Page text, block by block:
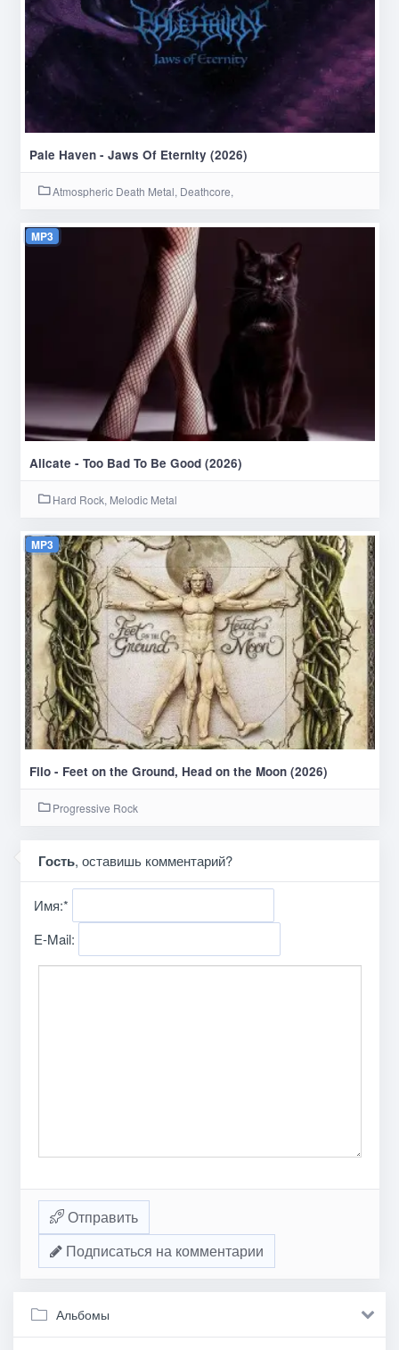
Pale Haven - Jaws Of Eternity (2026)
Atmospheric Death Metal, Deathcore,
MP3
Alicate - Too Bad To Be Good (2026)
Hard Rock, Melodic Metal
MP3
Filo - Feet on the Ground, Head on the Moon (2026)
Progressive Rock
Гость, оставишь комментарий?
Имя:*
E-Mail:
Отправить
Подписаться на комментарии
Альбомы